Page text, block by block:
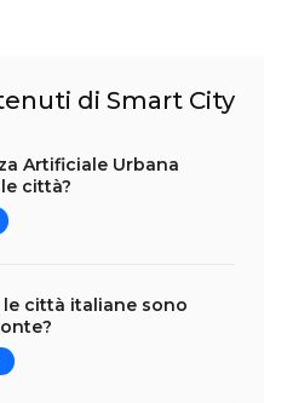
di Smart City
Artificiale Urbana
città?
le città italiane sono